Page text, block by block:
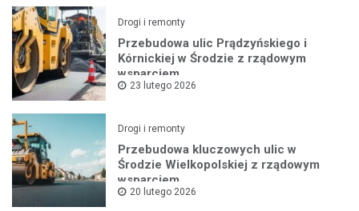
Drogi i remonty
Przebudowa ulic Prądzyńskiego i
Kórnickiej w Środzie z rządowym
wsparciem
23 lutego 2026
Drogi i remonty
Przebudowa kluczowych ulic w
Środzie Wielkopolskiej z rządowym
wsparciem
20 lutego 2026